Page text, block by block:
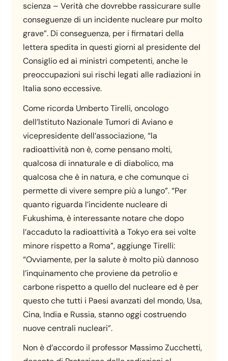
scienza – Verità che dovrebbe rassicurare sulle
conseguenze di un incidente nucleare pur molto
grave”. Di conseguenza, per i firmatari della
lettera spedita in questi giorni al presidente del
Consiglio ed ai ministri competenti, anche le
preoccupazioni sui rischi legati alle radiazioni in
Italia sono eccessive.
Come ricorda Umberto Tirelli, oncologo
dell’Istituto Nazionale Tumori di Aviano e
vicepresidente dell’associazione, “la
radioattività non è, come pensano molti,
qualcosa di innaturale e di diabolico, ma
qualcosa che è in natura, e che comunque ci
permette di vivere sempre più a lungo”. “Per
quanto riguarda l’incidente nucleare di
Fukushima, è interessante notare che dopo
l’accaduto la radioattività a Tokyo era sei volte
minore rispetto a Roma”, aggiunge Tirelli:
“Ovviamente, per la salute è molto più dannoso
l’inquinamento che proviene da petrolio e
carbone rispetto a quello del nucleare ed è per
questo che tutti i Paesi avanzati del mondo, Usa,
Cina, India e Russia, stanno oggi costruendo
nuove centrali nucleari”.
Non è d’accordo il professor Massimo Zucchetti,